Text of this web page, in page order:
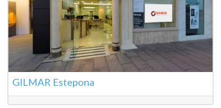
GILMAR Estepona